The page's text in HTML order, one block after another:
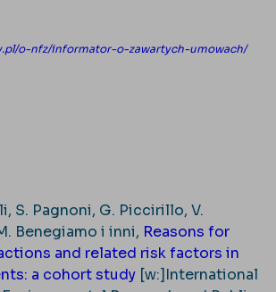
o-nfz/informator-o-zawartych-umowach/
S. Pagnoni, G. Piccirillo, V.
Benegiamo i inni, Reasons for
and related risk factors in
a cohort study [w:]International